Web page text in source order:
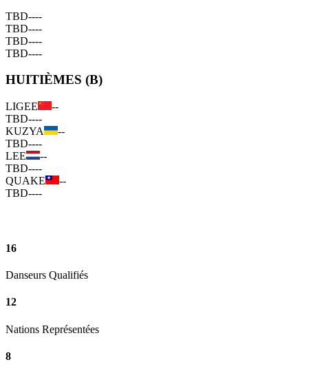
TBD----
TBD----
TBD----
TBD----
HUITIÈMES (B)
LIGEE
--
TBD----
KUZYA
--
TBD----
LEE
--
TBD----
QUAKE
--
TBD----
16
Danseurs Qualifiés
12
Nations Représentées
8